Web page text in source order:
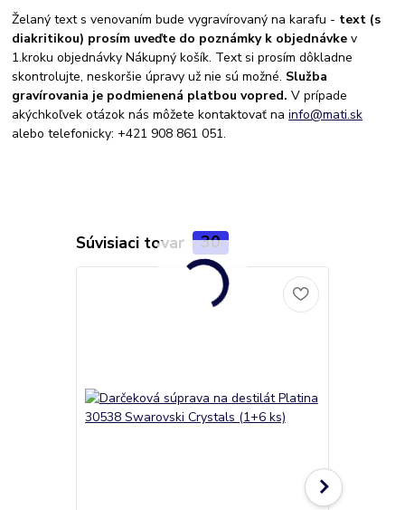
Želaný text s venovaním bude vygravírovaný na karafu - text (s
diakritikou) prosím uveďte do poznámky k objednávke v
1.kroku objednávky Nákupný košík. Text si prosím dôkladne
skontrolujte, neskoršie úpravy už nie sú možné. Služba
gravírovania je podmienená platbou vopred.V prípade
akýchkoľvek otázok nás môžete kontaktovať nainfo@mati.sk
alebo telefonicky: +421 908 861 051.
Súvisiaci tovar 30